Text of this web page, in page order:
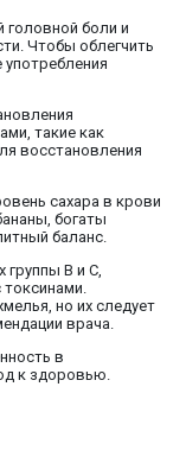
головной боли и
Чтобы облегчить
такие как
восстановления
сахара в крови
богаты
баланс.
B и C,
но их следует
врача.
в
к здоровью.